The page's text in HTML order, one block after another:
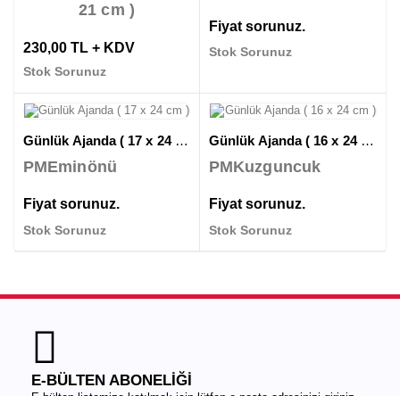
21 cm )
230,00 TL + KDV
Stok Sorunuz
Fiyat sorunuz.
Stok Sorunuz
Günlük Ajanda ( 17 x 24 cm )
PMEminönü
Fiyat sorunuz.
Stok Sorunuz
Günlük Ajanda ( 16 x 24 cm )
PMKuzguncuk
Fiyat sorunuz.
Stok Sorunuz
E-BÜLTEN ABONELİĞİ